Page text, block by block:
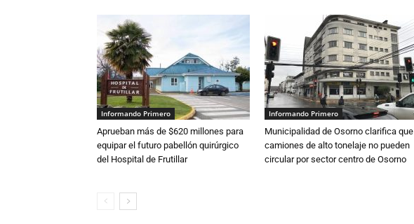
Informando Primero
Aprueban más de $620 millones para
equipar el futuro pabellón quirúrgico
del Hospital de Frutillar
Informando Primero
Municipalidad de Osorno clarifica que
camiones de alto tonelaje no pueden
circular por sector centro de Osorno